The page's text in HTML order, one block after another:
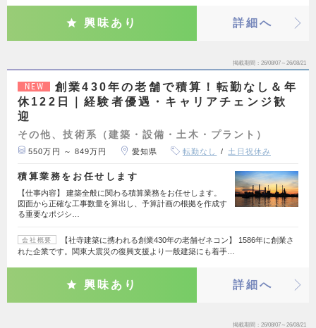
興味あり 詳細へ
掲載期間 26/08/07～26/08/21
NEW
創業430年の老舗で積算！転勤なし＆年
休122日｜経験者優遇・キャリアチェンジ歓
迎
その他、技術系（建築・設備・土木・プラント）
550万円 ～ 849万円 愛知県 転勤なし 土日祝休み
積算業務をお任せします
【仕事内容】 建築全般に関わる積算業務をお任せします。
図面から正確な工事数量を算出し、予算計画の根拠を作成す
る重要なポジシ…
会社概要
【社寺建築に携われる創業430年の老舗ゼネコン】 1586年に創業さ
れた企業です。関東大震災の復興支援より一般建築にも着手…
興味あり 詳細へ
掲載期間 26/08/07～26/08/21